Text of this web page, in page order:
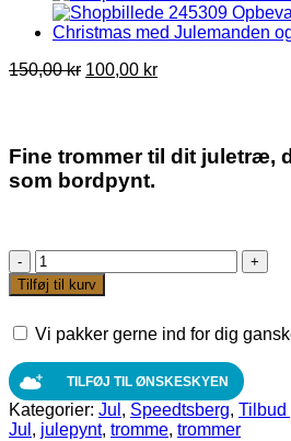
150,00kr Den
150,00 kr.
100,00 krDen
100,00 kr.
Fine trommer til dit juletræ,
som bordpynt.
SPEEDTSBERG
TROMMER
TIL
D4X3
3
ASS
antal
Tilføj til kurv
Vi pakker gerne ind for dig
TILFØJ TIL ØNSKESKYEN
Kategorier: Jul , Speedtsberg, Tilbud
Jul , julepynt, tromme, trommer